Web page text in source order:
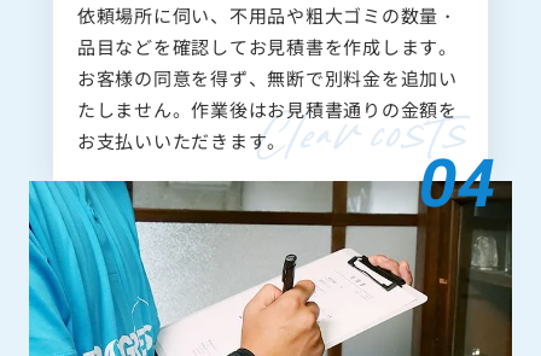
依頼場所に伺い、不用品や粗大ゴミの数量・
品目などを確認してお見積書を作成します。
お客様の同意を得ず、無断で別料金を追加い
たしません。作業後はお見積書通りの金額を
お支払いいただきます。